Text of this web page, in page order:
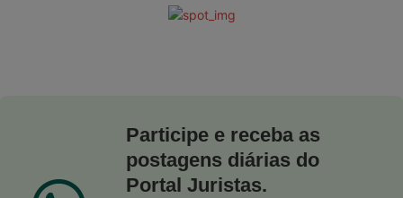
Participe e receba as
postagens diárias do
Portal Juristas.